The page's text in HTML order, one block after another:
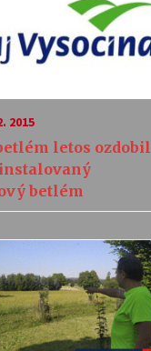
2015
letos ozdobil
betlém